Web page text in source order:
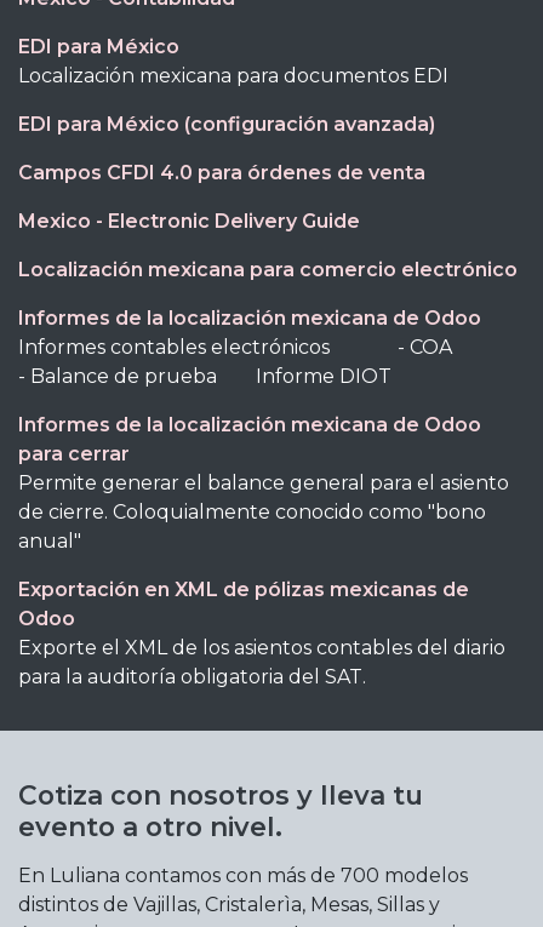
EDI para México
Localización mexicana para documentos EDI
EDI para México (configuración avanzada)
Campos CFDI 4.0 para órdenes de venta
Mexico - Electronic Delivery Guide
Localización mexicana para comercio electrónico
Informes de la localización mexicana de Odoo
Informes contables electrónicos - COA
- Balance de prueba Informe DIOT
Informes de la localización mexicana de Odoo
para cerrar
Permite generar el balance general para el asiento
de cierre. Coloquialmente conocido como "bono
anual"
Exportación en XML de pólizas mexicanas de
Odoo
Exporte el XML de los asientos contables del diario
para la auditoría obligatoria del SAT.
Cotiza con nosotros y lleva tu
evento a otro nivel.
En Luliana contamos con más de 700 modelos
distintos de Vajillas, Cristalerìa, Mesas, Sillas y